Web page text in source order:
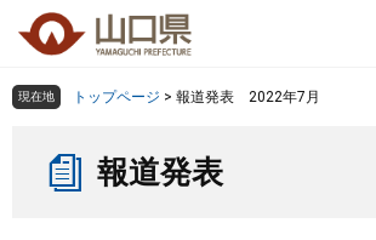
の
ー
組織で探す
Other Languages
現在地 トップページ > 報道発表 2022年7月
報道発表